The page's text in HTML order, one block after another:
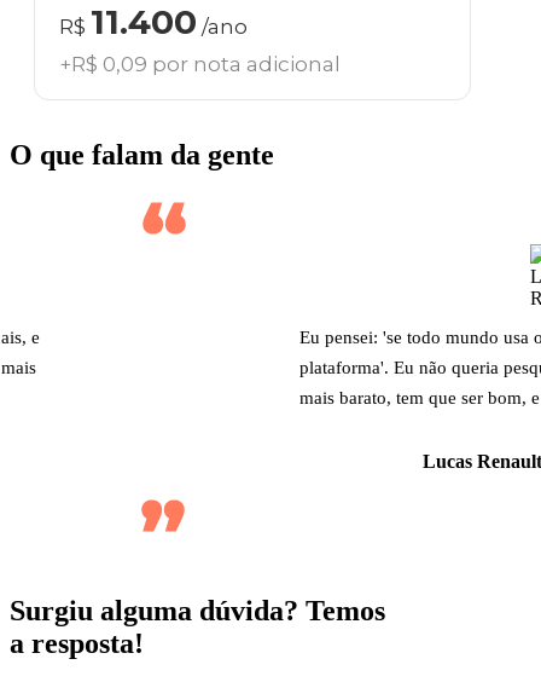
R$ 11.400 /ano
+R$ 0,09 por nota adicional
O que falam da gente
e
Eu pensei: 'se todo mundo usa
plataforma'. Eu não queria
mais barato, tem que ser bom,
Lucas
Surgiu alguma dúvida? Temos
a resposta!